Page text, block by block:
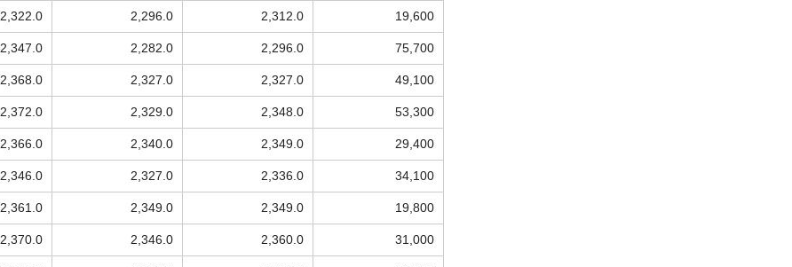
2,322.0 2,296.0 2,312.0 19,600
2,347.0 2,282.0 2,296.0 75,700
2,368.0 2,327.0 2,327.0 49,100
2,372.0 2,329.0 2,348.0 53,300
2,366.0 2,340.0 2,349.0 29,400
2,346.0 2,327.0 2,336.0 34,100
2,361.0 2,349.0 2,349.0 19,800
2,370.0 2,346.0 2,360.0 31,000